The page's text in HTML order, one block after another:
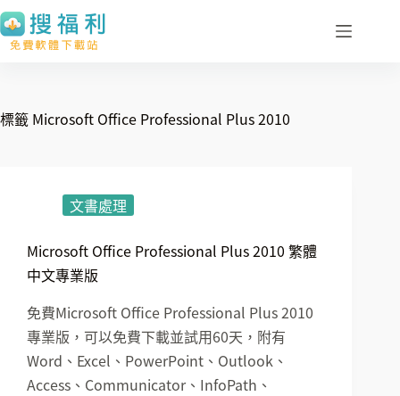
跳
至
內
容
標籤 Microsoft Office Professional Plus 2010
文書處理
Microsoft Office Professional Plus 2010 繁體
中文專業版
免費Microsoft Office Professional Plus 2010
專業版，可以免費下載並試用60天，附有
Word、Excel、PowerPoint、Outlook、
Access、Communicator、InfoPath、